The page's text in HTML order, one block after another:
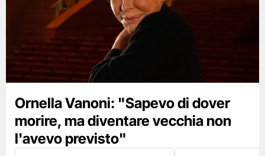
Ornella Vanoni: "Sapevo di dover
morire, ma diventare vecchia non
l'avevo previsto"